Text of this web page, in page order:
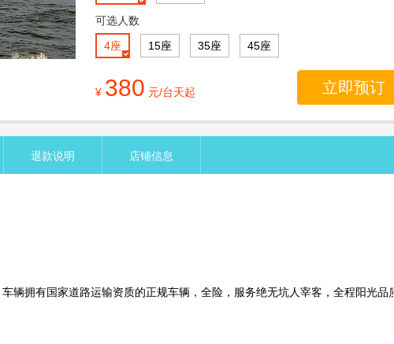
可选人数
4座
15座 35座 45座
¥ 380 元/台天起 立即预订
退款说明 店铺信息
辆拥有国家道路运输资质的正规车辆，全险，服务绝无坑人宰客，全程阳光品质